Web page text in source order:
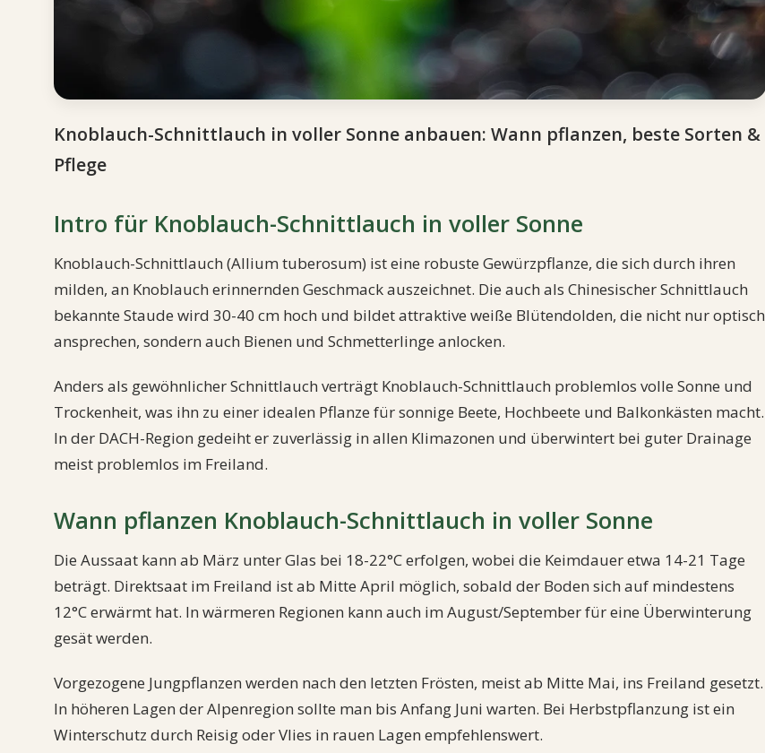
Knoblauch-Schnittlauch in voller Sonne anbauen: Wann pflanzen, beste Sorten &
Pflege
Intro für Knoblauch-Schnittlauch in voller Sonne
Knoblauch-Schnittlauch (Allium tuberosum) ist eine robuste Gewürzpflanze, die sich durch ihren
milden, an Knoblauch erinnernden Geschmack auszeichnet. Die auch als Chinesischer Schnittlauch
bekannte Staude wird 30-40 cm hoch und bildet attraktive weiße Blütendolden, die nicht nur optisch
ansprechen, sondern auch Bienen und Schmetterlinge anlocken.
Anders als gewöhnlicher Schnittlauch verträgt Knoblauch-Schnittlauch problemlos volle Sonne und
Trockenheit, was ihn zu einer idealen Pflanze für sonnige Beete, Hochbeete und Balkonkästen macht.
In der DACH-Region gedeiht er zuverlässig in allen Klimazonen und überwintert bei guter Drainage
meist problemlos im Freiland.
Wann pflanzen Knoblauch-Schnittlauch in voller Sonne
Die Aussaat kann ab März unter Glas bei 18-22°C erfolgen, wobei die Keimdauer etwa 14-21 Tage
beträgt. Direktsaat im Freiland ist ab Mitte April möglich, sobald der Boden sich auf mindestens
12°C erwärmt hat. In wärmeren Regionen kann auch im August/September für eine Überwinterung
gesät werden.
Vorgezogene Jungpflanzen werden nach den letzten Frösten, meist ab Mitte Mai, ins Freiland gesetzt.
In höheren Lagen der Alpenregion sollte man bis Anfang Juni warten. Bei Herbstpflanzung ist ein
Winterschutz durch Reisig oder Vlies in rauen Lagen empfehlenswert.